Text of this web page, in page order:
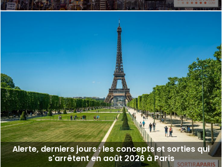
Alerte, derniers jours : les concepts et sorties qui
s'arrêtent en août 2026 à Paris